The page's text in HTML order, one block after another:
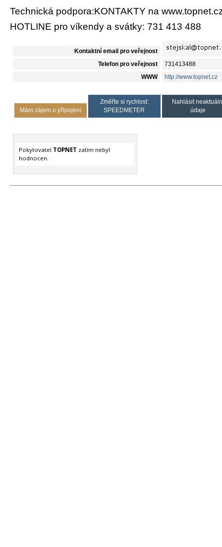
Technická podpora:KONTAKTY na
HOTLINE pro víkendy a svátky: 731 413 488
Kontaktní email pro veřejnost
Telefon pro veřejnost 731413488
WWW http://www.topnet.cz
Mám zájem o připojení
Změřte si rychlost:
SPEEDMETER
Nahlásit
údaje
Pokytovatel TOPNET zatím nebyl
hodnocen.